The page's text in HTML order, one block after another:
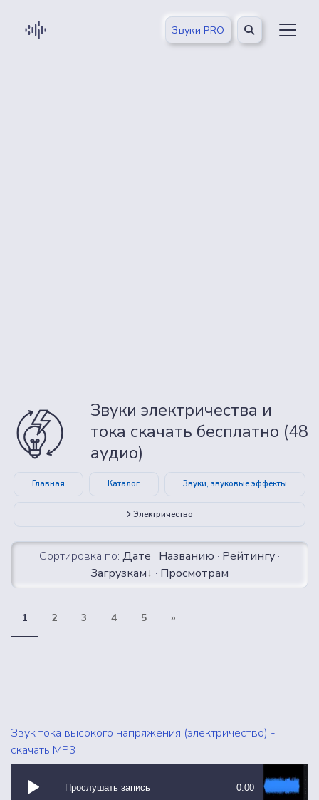
Звуки PRO
Звуки электричества и
тока скачать бесплатно (48
аудио)
Главная Каталог Звуки, звуковые эффекты
Электричество
Сортировка по: Дате · Названию · Рейтингу ·
Загрузкам
· Просмотрам
1 2 3 4 5 »
Звук тока высокого напряжения (электричество) -
скачать MP3
Прослушать запись 0:00